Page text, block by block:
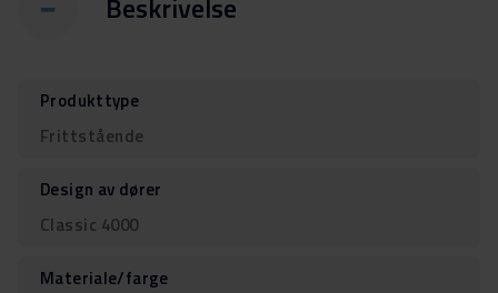
Produkttype
Frittstående
Design av dører
Classic 4000
Materiale/farge